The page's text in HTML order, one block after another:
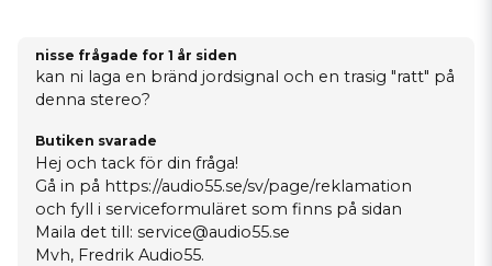
nisse frågade for 1 år siden
kan ni laga en bränd jordsignal och en trasig "ratt" på
denna stereo?
Butiken svarade
Hej och tack för din fråga!
Gå in på https://audio55.se/sv/page/reklamation
och fyll i serviceformuläret som finns på sidan
Maila det till: service@audio55.se
Mvh, Fredrik Audio55.